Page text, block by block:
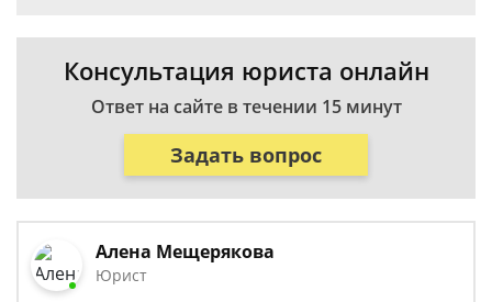
Консультация юриста онлайн
Ответ на сайте в течении 15 минут
Задать вопрос
Алена Мещерякова
Юрист